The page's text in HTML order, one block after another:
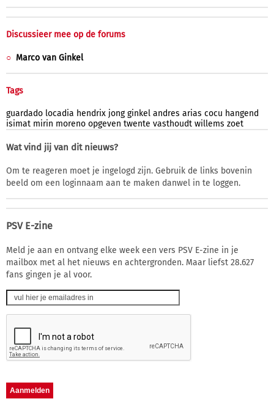
Discussieer mee op de forums
Marco van Ginkel
Tags
guardado locadia hendrix jong ginkel andres arias cocu hangend
isimat mirin moreno opgeven twente vasthoudt willems zoet
Wat vind jij van dit nieuws?
Om te reageren moet je ingelogd zijn. Gebruik de links bovenin
beeld om een loginnaam aan te maken danwel in te loggen.
PSV E-zine
Meld je aan en ontvang elke week een vers PSV E-zine in je
mailbox met al het nieuws en achtergronden. Maar liefst 28.627
fans gingen je al voor.